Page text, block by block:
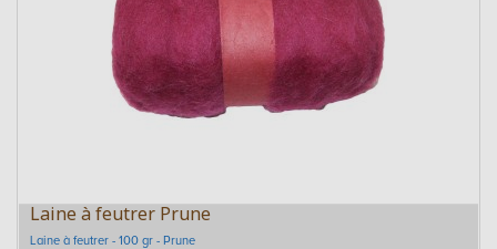
Laine à feutrer Prune
Laine à feutrer - 100 gr - Prune